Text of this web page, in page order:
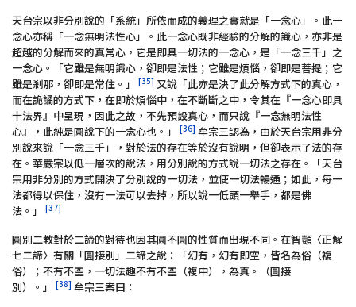
天台宗以非分別說的「系統」所依而成的義理之實就是「一念心」。此一
念心亦稱「一念無明法性心」。此一念心既非經驗的分解的識心，亦非是
超越的分解而來的真常心，它是即具一切法的一念心，是「一念三千」之
一念心。「它雖是無明識心，卻即是法性；它雖是煩惱，卻即是菩提；它
雖是剎那，卻即是常住。」
[35] 又說「此亦是決了此分解方式下的真心，
而在詭譎的方式下，在即於煩惱中，在不斷斷之中，令其在『一念心即具
十法界』中呈現，因此之故，不先預設真心，而只說『一念無明法性
心』，此純是圓說下的一念心也。」
[36] 牟宗三認為，由於天台宗用非分
別說來說「一念三千」，對於法的存在等於沒有說明，但卻表示了法的存
在。華嚴宗以低一層次的說法，用分別說的方式說一切法之存在。「天台
宗用非分別的方式開決了分別說的一切法，並使一切法暢通；如此，每一
法都得以保住，沒有一法可以去掉，所以說一低頭一舉手，都是佛
法。」
[37]
圓別二教對於二諦的對待也因其圓不圓的性質而出現不同。在智顗〈正解
七二諦〉有關「圓接別」二諦之說：「幻有，幻有即空，皆名為俗（複
俗）；不有不空，一切法趣不有不空（複中），為真。（圓接
別）。」
[38] 牟宗三案曰：